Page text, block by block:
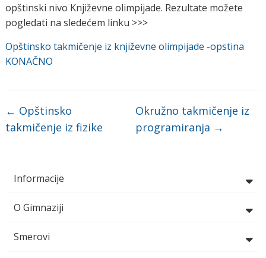
Informacije
O Gimnaziji
Smerovi
opštinski nivo Književne olimpijade. Rezultate možete
pogledati na sledećem linku >>>
Opštinsko takmičenje iz književne olimpijade -opstina
KONAČNO
← Opštinsko
takmičenje iz fizike
Okružno takmičenje iz
programiranja →